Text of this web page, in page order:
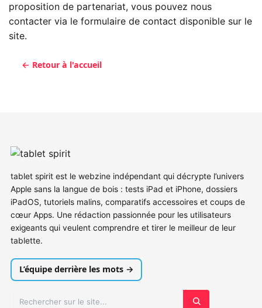
proposition de partenariat, vous pouvez nous
contacter via le formulaire de contact disponible sur le
site.
← Retour à l'accueil
tablet spirit est le webzine indépendant qui décrypte l’univers
Apple sans la langue de bois : tests iPad et iPhone, dossiers
iPadOS, tutoriels malins, comparatifs accessoires et coups de
cœur Apps. Une rédaction passionnée pour les utilisateurs
exigeants qui veulent comprendre et tirer le meilleur de leur
tablette.
L’équipe derrière les mots →